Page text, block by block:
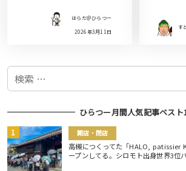
はらだ＠ひらつー
2026年3月11日
す
検
ひらつー月間人気記事ベスト
開店・閉店
高槻につくってた「HALO, patissier
ープンしてる。シロモト出身世界3位